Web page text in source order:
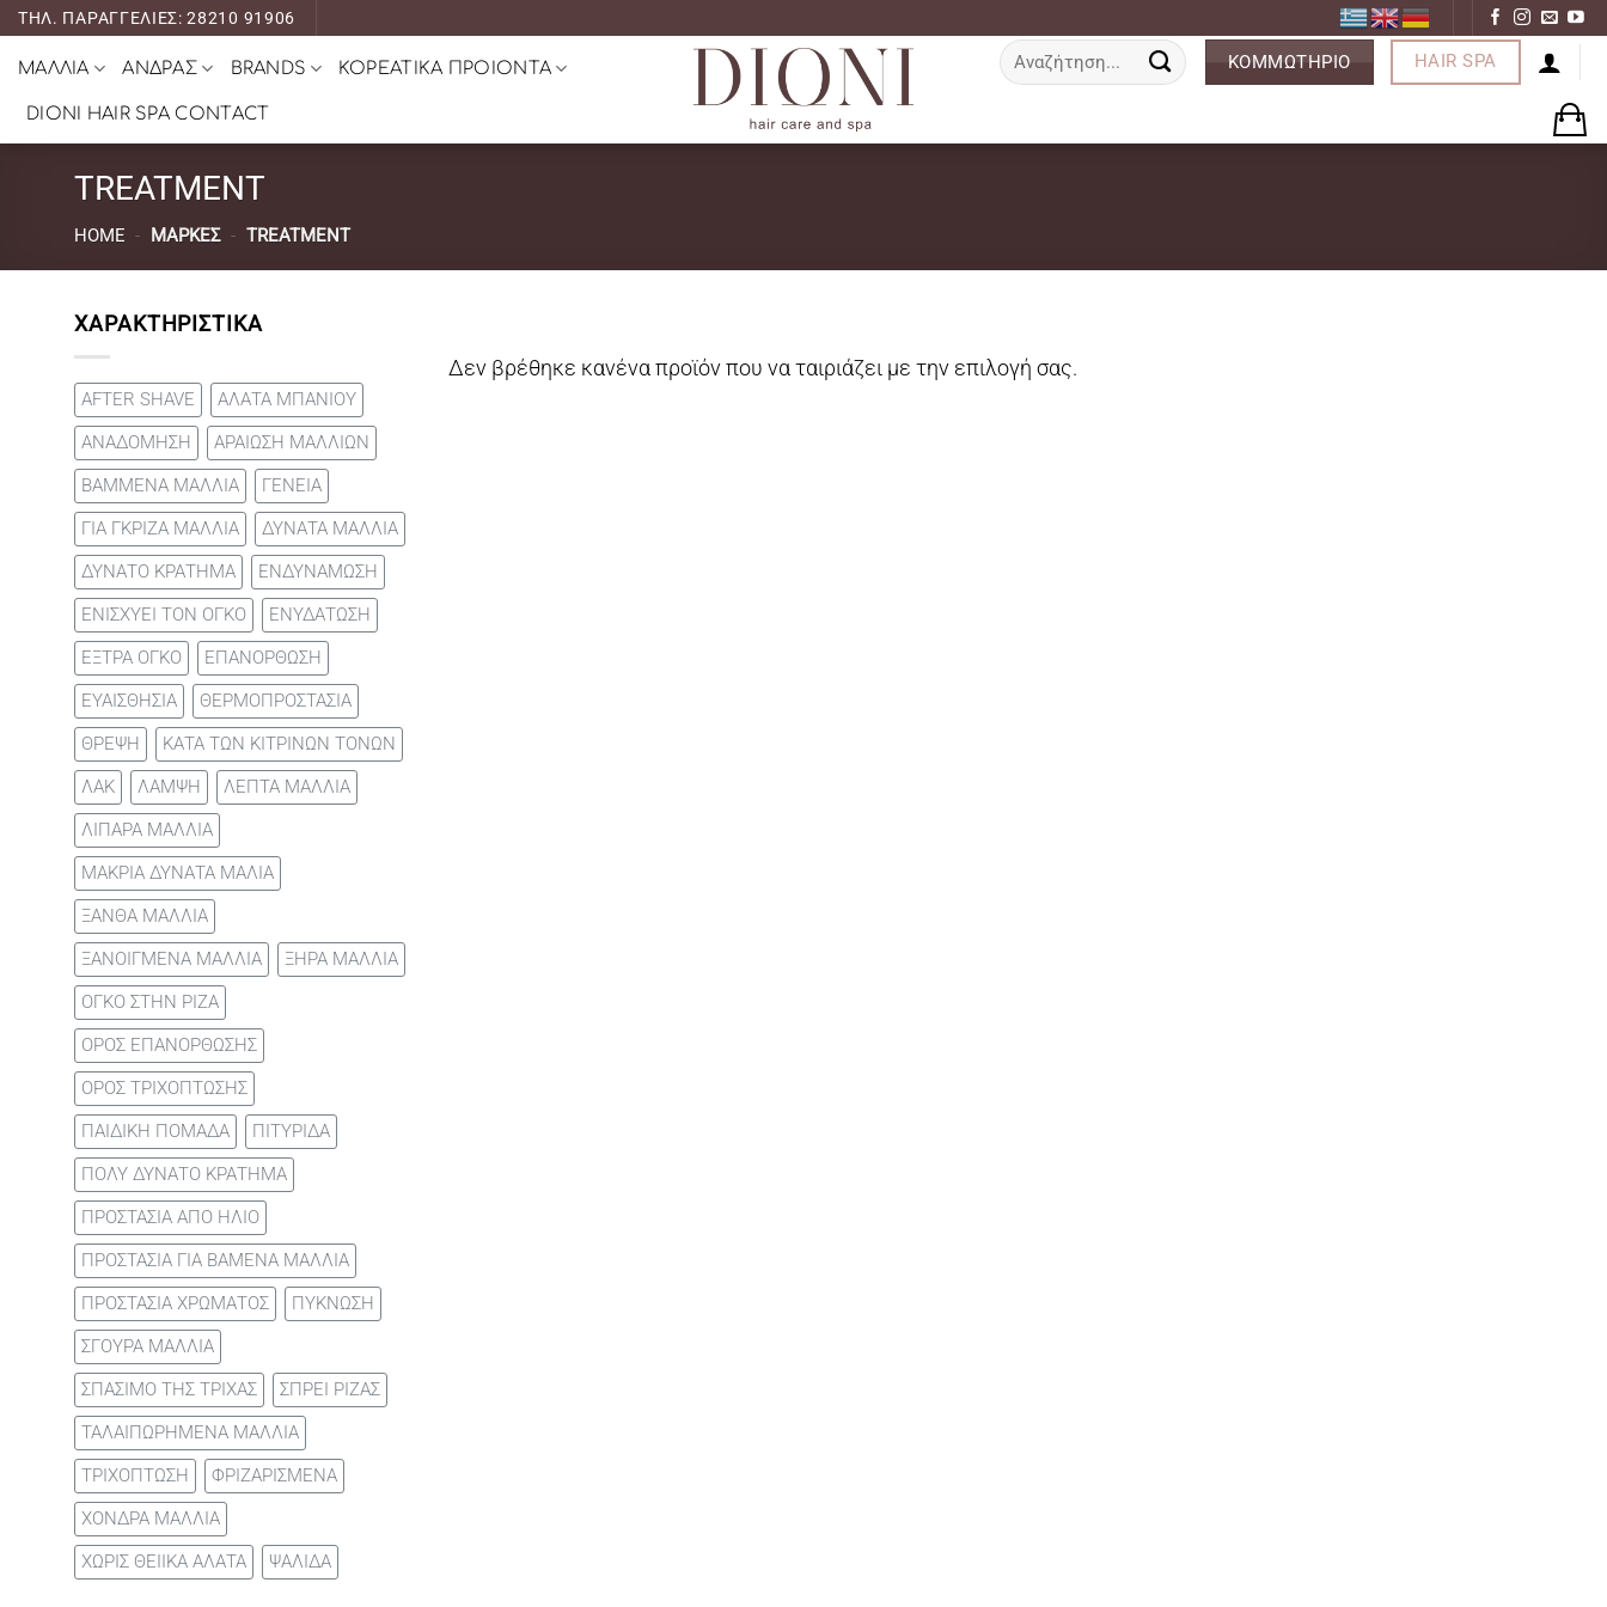
Μετάβαση
ΤΗΛ. ΠΑΡΑΓΓΕΛΙΕΣ: 28210 91906
ΜΑΛΛΙΑ ΑΝΔΡΑΣ BRANDS ΚΟΡΕΑΤΙΚΑ ΠΡΟΙΟΝΤΑ
DIONI HAIR SPA CONTACT
Αναζήτηση
για:
ΚΟΜΜΩΤΗΡΙΟ HAIR SPA
TREATMENT
HOME - ΜΆΡΚΕΣ - TREATMENT
ΧΑΡΑΚΤΗΡΙΣΤΙΚΑ
AFTER SHAVE
ΑΛΑΤΑ ΜΠΑΝΙΟΥ
ΑΝΑΔΟΜΗΣΗ
ΑΡΑΙΩΣΗ ΜΑΛΛΙΩΝ
ΒΑΜΜΕΝΑ ΜΑΛΛΙΑ
ΓΕΝΕΙΑ
ΓΙΑ ΓΚΡΙΖΑ ΜΑΛΛΙΑ
ΔΥΝΑΤΑ ΜΑΛΛΙΑ
ΔΥΝΑΤΟ ΚΡΑΤΗΜΑ
ΕΝΔΥΝΑΜΩΣΗ
ΕΝΙΣΧΥΕΙ ΤΟΝ ΟΓΚΟ
ΕΝΥΔΑΤΩΣΗ
ΕΞΤΡΑ ΟΓΚΟ
ΕΠΑΝΟΡΘΩΣΗ
ΕΥΑΙΣΘΗΣΙΑ
ΘΕΡΜΟΠΡΟΣΤΑΣΙΑ
ΘΡΕΨΗ
ΚΑΤΑ ΤΩΝ ΚΙΤΡΙΝΩΝ ΤΟΝΩΝ
ΛΑΚ
ΛΑΜΨΗ
ΛΕΠΤΑ ΜΑΛΛΙΑ
ΛΙΠΑΡΑ ΜΑΛΛΙΑ
ΜΑΚΡΙΑ ΔΥΝΑΤΑ ΜΑΛΙΑ
ΞΑΝΘΑ ΜΑΛΛΙΑ
ΞΑΝΟΙΓΜΕΝΑ ΜΑΛΛΙΑ
ΞΗΡΑ ΜΑΛΛΙΑ
ΟΓΚΟ ΣΤΗΝ ΡΙΖΑ
ΟΡΟΣ ΕΠΑΝΟΡΘΩΣΗΣ
ΟΡΟΣ ΤΡΙΧΟΠΤΩΣΗΣ
ΠΑΙΔΙΚΗ ΠΟΜΑΔΑ
ΠΙΤΥΡΙΔΑ
ΠΟΛΥ ΔΥΝΑΤΟ ΚΡΑΤΗΜΑ
ΠΡΟΣΤΑΣΙΑ ΑΠΟ ΗΛΙΟ
ΠΡΟΣΤΑΣΙΑ ΓΙΑ ΒΑΜΕΝΑ ΜΑΛΛΙΑ
ΠΡΟΣΤΑΣΙΑ ΧΡΩΜΑΤΟΣ
ΠΥΚΝΩΣΗ
ΣΓΟΥΡΑ ΜΑΛΛΙΑ
ΣΠΑΣΙΜΟ ΤΗΣ ΤΡΙΧΑΣ
ΣΠΡΕΙ ΡΙΖΑΣ
ΤΑΛΑΙΠΩΡΗΜΕΝΑ ΜΑΛΛΙΑ
ΤΡΙΧΟΠΤΩΣΗ
ΦΡΙΖΑΡΙΣΜΕΝΑ
ΧΟΝΔΡΑ ΜΑΛΛΙΑ
ΧΩΡΙΣ ΘΕΙΙΚΑ ΑΛΑΤΑ
ΨΑΛΙΔΑ
Δεν βρέθηκε κανένα προϊόν που να ταιριάζει με την επιλογή σας.